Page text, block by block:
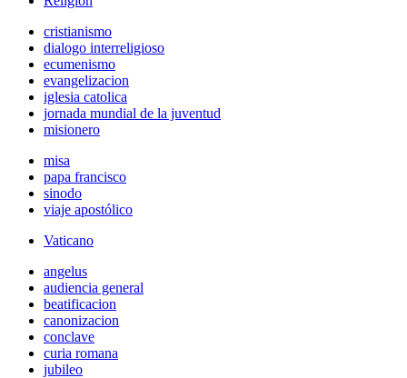
cristianismo
dialogo interreligioso
ecumenismo
evangelizacion
iglesia catolica
jornada mundial de la juventud
misionero
misa
papa francisco
sinodo
viaje apostólico
Vaticano
angelus
audiencia general
beatificacion
canonizacion
conclave
curia romana
jubileo